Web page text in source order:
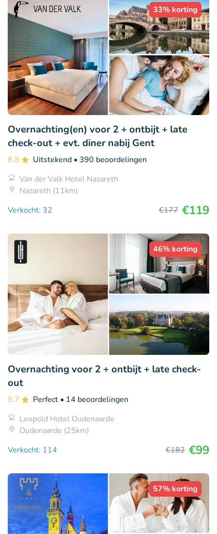
33% korting
Overnachting(en) voor 2 + ontbijt + late
check-out + evt. diner nabij Gent
8.8 Uitstekend • 390 beoordelingen
Van der Valk Hotel Nazareth
Nazareth (11km)
Verkocht: 32
€177 €119
46% korting
Overnachting voor 2 + ontbijt + late check-
out
9.7 Perfect • 14 beoordelingen
Leopold Hotel Oudenaarde
Oudenaarde (25km)
Verkocht: 114
€182 €99
57% korting